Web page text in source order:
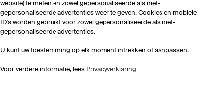
Final Match
website) te meten en zowel gepersonaliseerde als niet-
gepersonaliseerde advertenties weer te geven. Cookies en mobiele
ID's worden gebruikt voor zowel gepersonaliseerde als niet-
gepersonaliseerde advertenties.
U kunt uw toestemming op elk moment intrekken of aanpassen.
Voor verdere informatie, lees Privacyverklaring